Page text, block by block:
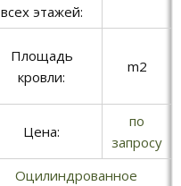
всех этажей:
Площадь
кровли:
m2
Цена:
по
запросу
Оцилиндрованное